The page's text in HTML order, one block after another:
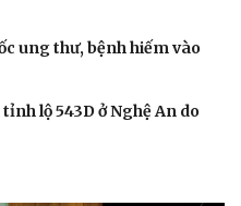
ung thư, bệnh hiếm vào
lộ 543D ở Nghệ An do